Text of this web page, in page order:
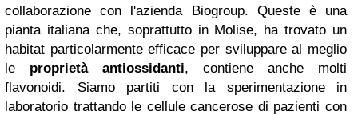
collaborazione con l'azienda Biogroup. Queste è una
pianta italiana che, soprattutto in Molise, ha trovato un
habitat particolarmente efficace per sviluppare al meglio
le proprietà antiossidanti, contiene anche molti
flavonoidi. Siamo partiti con la sperimentazione in
laboratorio trattando le cellule cancerose di pazienti con